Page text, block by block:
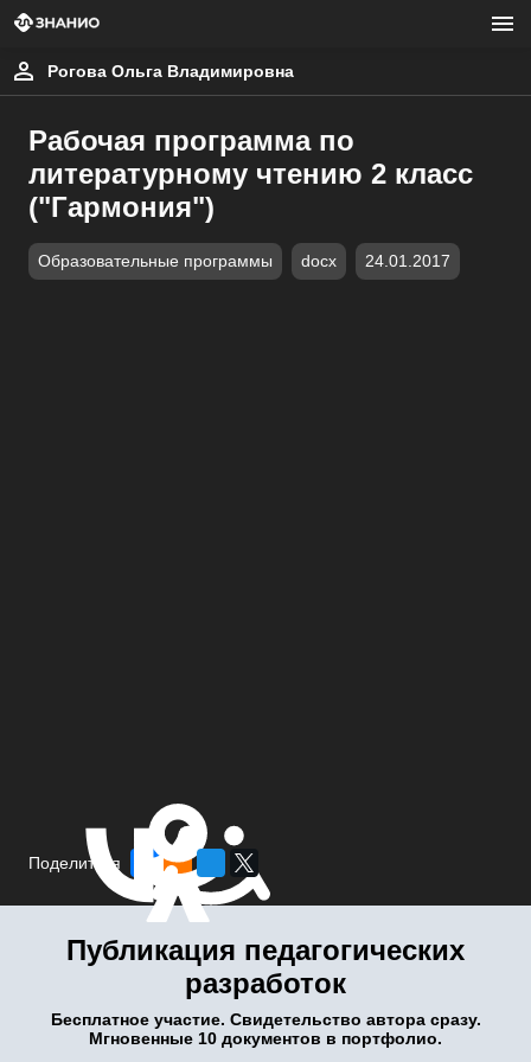
Рогова Ольга Владимировна
Рабочая программа по
литературному чтению 2 класс
("Гармония")
Образовательные программы docx 24.01.2017
Поделиться
Публикация педагогических
разработок
Бесплатное участие. Свидетельство автора сразу.
Мгновенные 10 документов в портфолио.